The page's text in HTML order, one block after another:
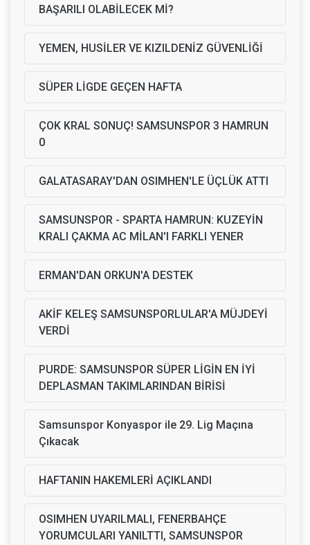
BAŞARILI OLABİLECEK Mİ?
YEMEN, HUSİLER VE KIZILDENİZ GÜVENLİĞİ
SÜPER LİGDE GEÇEN HAFTA
ÇOK KRAL SONUÇ! SAMSUNSPOR 3 HAMRUN
0
GALATASARAY'DAN OSIMHEN'LE ÜÇLÜK ATTI
SAMSUNSPOR - SPARTA HAMRUN: KUZEYİN
KRALI ÇAKMA AC MİLAN'I FARKLI YENER
ERMAN'DAN ORKUN'A DESTEK
AKİF KELEŞ SAMSUNSPORLULAR'A MÜJDEYİ
VERDİ
PURDE: SAMSUNSPOR SÜPER LİGİN EN İYİ
DEPLASMAN TAKIMLARINDAN BİRİSİ
Samsunspor Konyaspor ile 29. Lig Maçına
Çıkacak
HAFTANIN HAKEMLERİ AÇIKLANDI
OSIMHEN UYARILMALI, FENERBAHÇE
YORUMCULARI YANILTTI, SAMSUNSPOR